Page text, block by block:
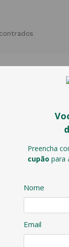
AMELYE
2 Mg + 0.03
45 €